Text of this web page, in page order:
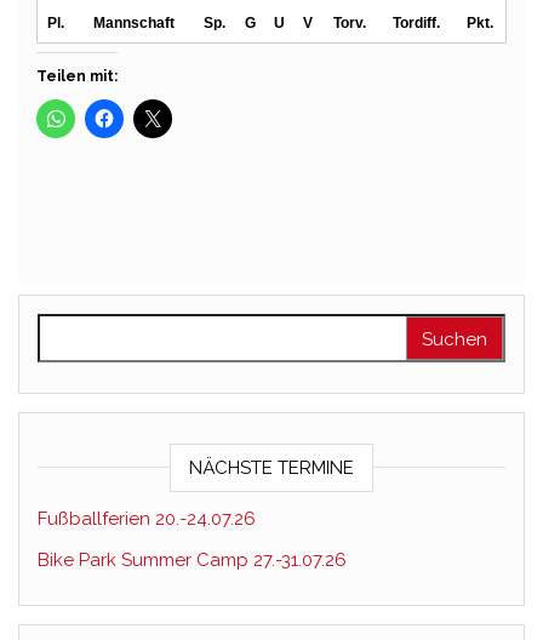
Teilen mit:
NÄCHSTE TERMINE
Fußballferien 20.-24.07.26
Bike Park Summer Camp 27.-31.07.26